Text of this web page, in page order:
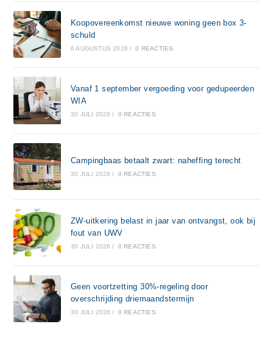
Koopovereenkomst nieuwe woning geen box 3-
schuld
6 AUGUSTUS 2026 / 0 REACTIES
Vanaf 1 september vergoeding voor gedupeerden
WIA
30 JULI 2026 / 0 REACTIES
Campingbaas betaalt zwart: naheffing terecht
30 JULI 2026 / 0 REACTIES
ZW-uitkering belast in jaar van ontvangst, ook bij
fout van UWV
30 JULI 2026 / 0 REACTIES
Geen voortzetting 30%-regeling door
overschrijding driemaandstermijn
30 JULI 2026 / 0 REACTIES